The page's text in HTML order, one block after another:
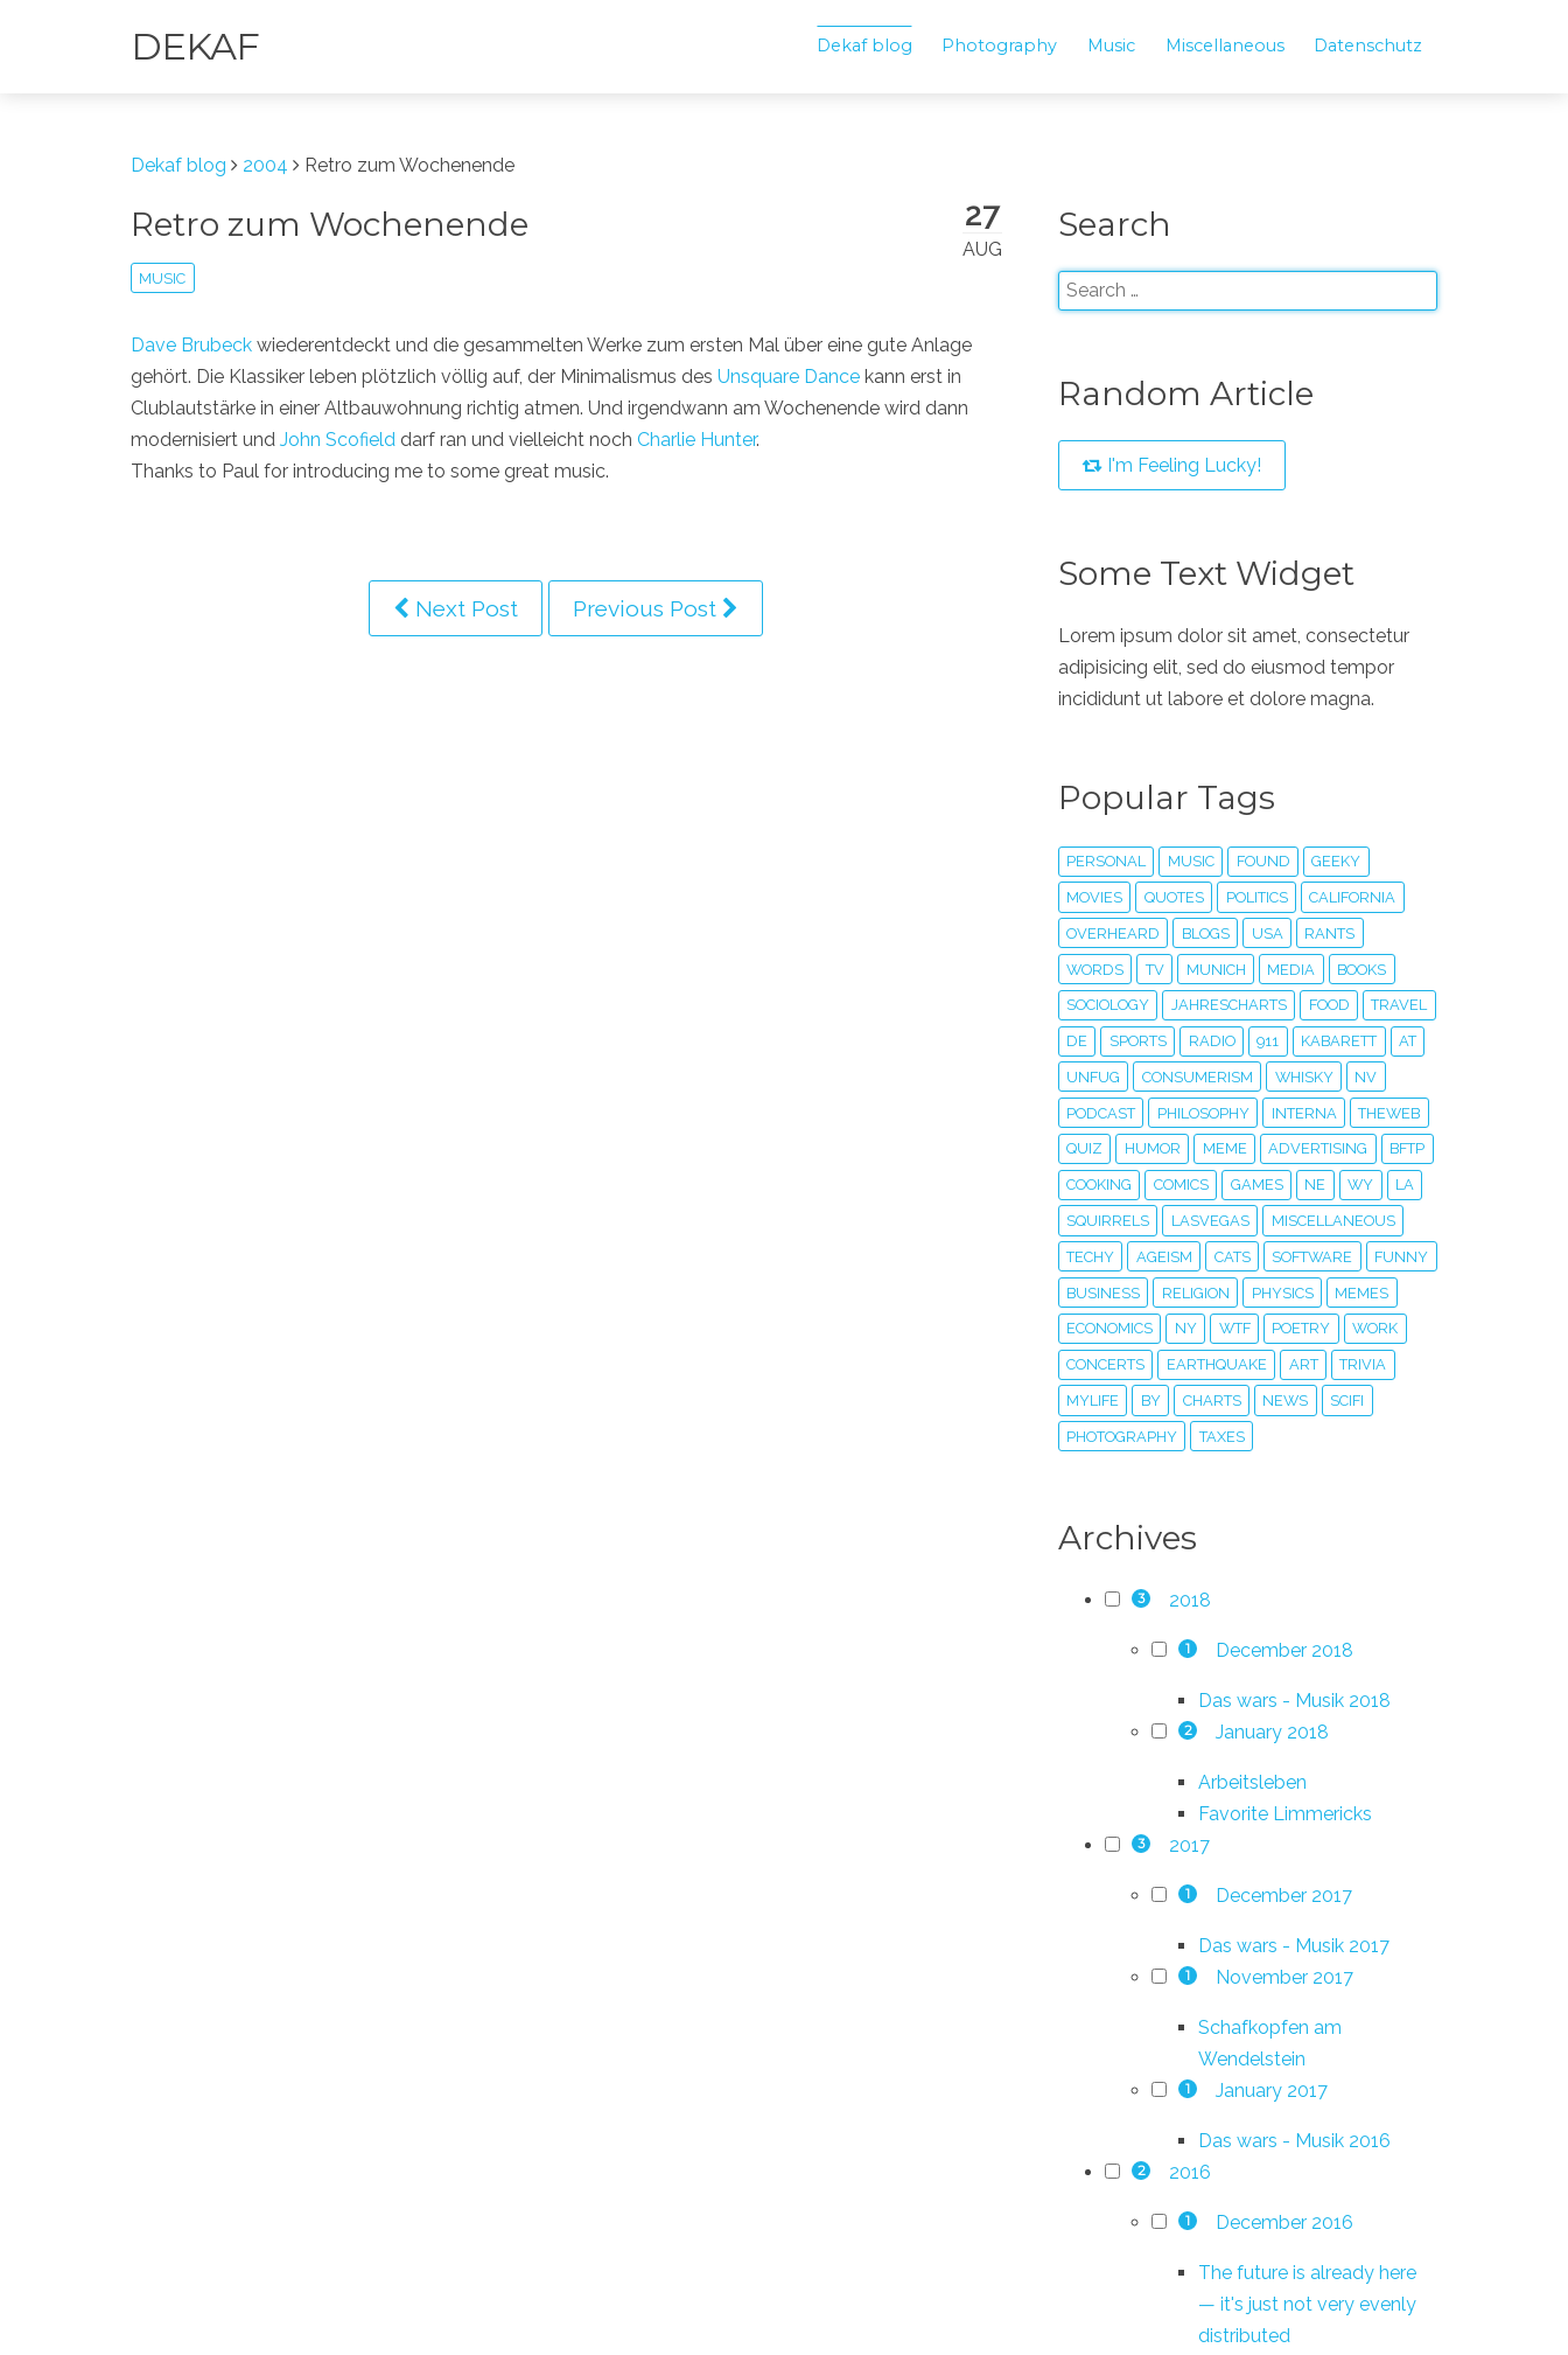
DEKAF Dekaf blog Photography Music Miscellaneous Datenschutz
Dekaf blog 2004 Retro zum Wochenende
27
AUG
Retro zum Wochenende
MUSIC
Dave Brubeck wiederentdeckt und die gesammelten Werke zum ersten Mal über eine gute Anlage
gehört. Die Klassiker leben plötzlich völlig auf, der Minimalismus des Unsquare Dance kann erst in
Clublautstärke in einer Altbauwohnung richtig atmen. Und irgendwann am Wochenende wird dann
modernisiert und John Scofield darf ran und vielleicht noch Charlie Hunter.
Thanks to Paul for introducing me to some great music.
Next Post Previous Post
Search
Random Article
I'm Feeling Lucky!
Some Text Widget
Lorem ipsum dolor sit amet, consectetur
adipisicing elit, sed do eiusmod tempor
incididunt ut labore et dolore magna.
Popular Tags
PERSONAL MUSIC FOUND GEEKY
MOVIES QUOTES POLITICS CALIFORNIA
OVERHEARD BLOGS USA RANTS
WORDS TV MUNICH MEDIA BOOKS
SOCIOLOGY JAHRESCHARTS FOOD TRAVEL
DE SPORTS RADIO 911 KABARETT AT
UNFUG CONSUMERISM WHISKY NV
PODCAST PHILOSOPHY INTERNA THEWEB
QUIZ HUMOR MEME ADVERTISING BFTP
COOKING COMICS GAMES NE WY LA
SQUIRRELS LASVEGAS MISCELLANEOUS
TECHY AGEISM CATS SOFTWARE FUNNY
BUSINESS RELIGION PHYSICS MEMES
ECONOMICS NY WTF POETRY WORK
CONCERTS EARTHQUAKE ART TRIVIA
MYLIFE BY CHARTS NEWS SCIFI
PHOTOGRAPHY TAXES
Archives
3 2018
1 December 2018
Das wars - Musik 2018
2 January 2018
Arbeitsleben
Favorite Limmericks
3 2017
1 December 2017
Das wars - Musik 2017
1 November 2017
Schafkopfen am
Wendelstein
1 January 2017
Das wars - Musik 2016
2 2016
1 December 2016
The future is already here
— it's just not very evenly
distributed